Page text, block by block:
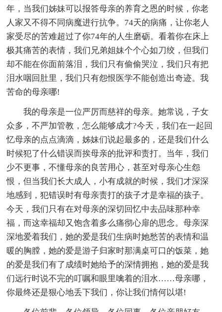
年，当我们姊妹可以报答母亲的养育之恩的时候，你老
人家又不得不同病魔进行抗争。74天的病痛，让你老人
家受尽的苦难超过了你74年的人生磨砺。看着你在床上
极其痛苦的表情，我们兄弟姐妹个个心如刀绞，但我们
却不能在你面前落泪，我们只有偷偷哭泣，我们只有把
泪水咽回肚里，我们只有怨恨医学不能创造出奇迹。我
苦命的母亲哪!
我的母亲是一位严厉而慈祥的母亲。她常说，子女
众多，不严加管教，怎么能够成才?今天，我们在一起回
忆母亲的点点滴滴，姊妹们说起最多的，还是我们什么
时候犯了什么错误而挨母亲的批评和责打。当年，我们
少不更事，不懂母亲的良苦用心，甚至对母亲心生怨
恨，但当我们长大成人，小有成就的时候，我们才深深
地感到，犯错误时有母亲责打的孩子才是幸福的孩子。
今天，我们只有在对母亲的深切回忆中去品味那种幸
福，而这幸福却又饱含着多么痛彻心扉的思念。母亲深
深地爱着我们，她的爱是我们生病时她愁苦的表情和温
暖的胸膛，她的爱是游子归家时那满桌可口的饭菜，她
的爱是我们有了成绩时她给予的深情拥抱，她的爱是我
们远行时说不完的叮嘱和眼里噙着的泪水……母亲哪，
你最终还是狠心地丢下我们，你让我们情何以堪!